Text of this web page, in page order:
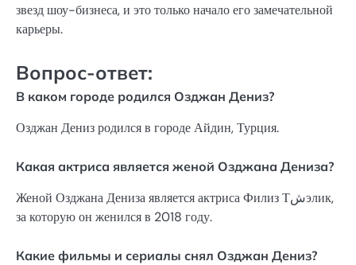
звезд шоу-бизнеса, и это только начало его замечательной
карьеры.
Вопрос-ответ:
В каком городе родился Озджан Дениз?
Озджан Дениз родился в городе Айдин, Турция.
Какая актриса является женой Озджана Дениза?
Женой Озджана Дениза является актриса Филиз Тشэлик,
за которую он женился в 2018 году.
Какие фильмы и сериалы снял Озджан Дениз?